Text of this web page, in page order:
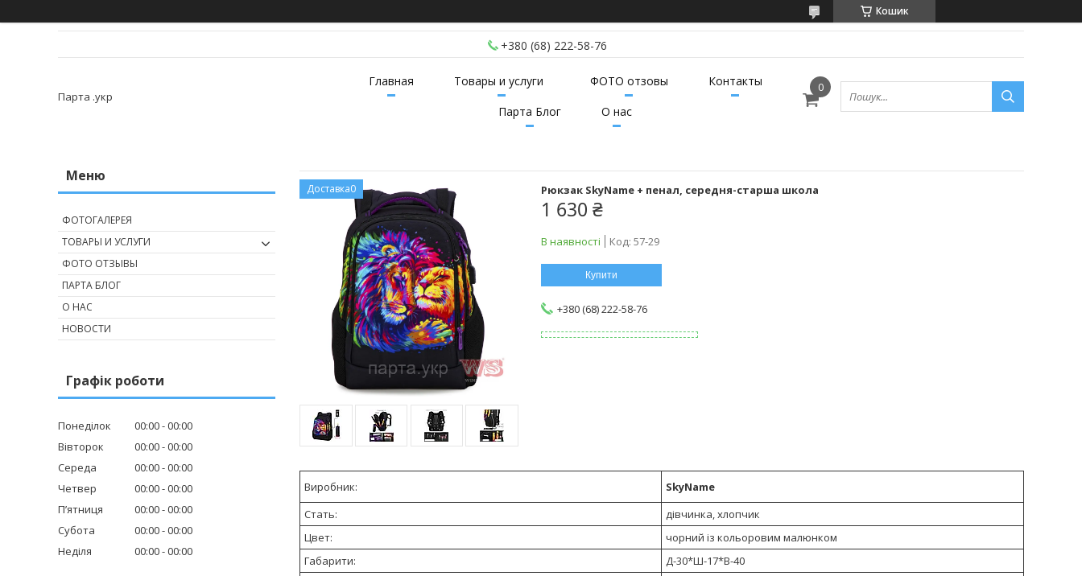
Кошик
+380 (68) 222-58-76
Парта .укр
Главная Товары и услуги ФОТО отзовы
Контакты
Парта Блог
О нас
Доставка0 Рюкзак SkyName + пенал, середня-старша школа
1 630 ₴
В наявності Код: 57-29
Купити
+380 (68) 222-58-76
Виробник:
SkyName
Стать:
дівчинка, хлопчик
Цвет:
чорний із кольоровим малюнком
Габарити:
Д-30*Ш-17*В-40
ФОТОГАЛЕРЕЯ
ТОВАРЫ И УСЛУГИ
ФОТО ОТЗЫВЫ
ПАРТА БЛОГ
О НАС
НОВОСТИ
Графік роботи
Понеділок 00:00 00:00
Вівторок
00:00 00:00
Середа
00:00 00:00
Четвер
00:00 00:00
Пʼятниця
00:00 00:00
Субота
00:00 00:00
Неділя
00:00 00:00